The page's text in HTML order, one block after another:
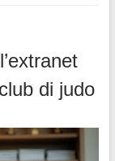
di judo